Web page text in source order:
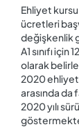
Ehliyet
ücretleri
değişkenlik
A1 sınıfı için
olarak
2020
arasında da
2020 yılı